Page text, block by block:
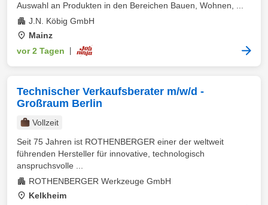
Auswahl an Produkten in den Bereichen Bauen, Wohnen, ...
J.N. Köbig GmbH
Mainz
vor 2 Tagen
Technischer Verkaufsberater m/w/d -
Großraum Berlin
Vollzeit
Seit 75 Jahren ist ROTHENBERGER einer der weltweit
führenden Hersteller für innovative, technologisch
anspruchsvolle ...
ROTHENBERGER Werkzeuge GmbH
Kelkheim